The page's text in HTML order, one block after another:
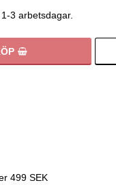
3 arbetsdagar.
499 SEK